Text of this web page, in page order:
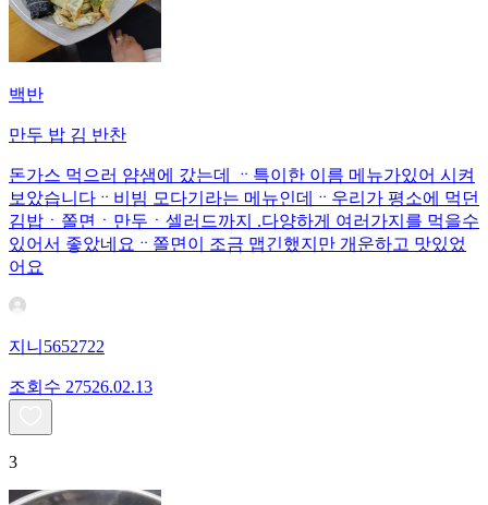
백반
만두 밥 김 반찬
돈가스 먹으러 얌샘에 갔는데 ᆢ특이한 이름 메뉴가있어 시켜
보았습니다ᆢ비빔 모다기라는 메뉴인데ᆢ우리가 평소에 먹던
김밥ㆍ쫄면ㆍ만두ㆍ셀러드까지 .다양하게 여러가지를 먹을수
있어서 좋았네요ᆢ쫄면이 조금 맵긴했지만 개운하고 맛있었
어요
지니5652722
조회수 27526.02.13
3